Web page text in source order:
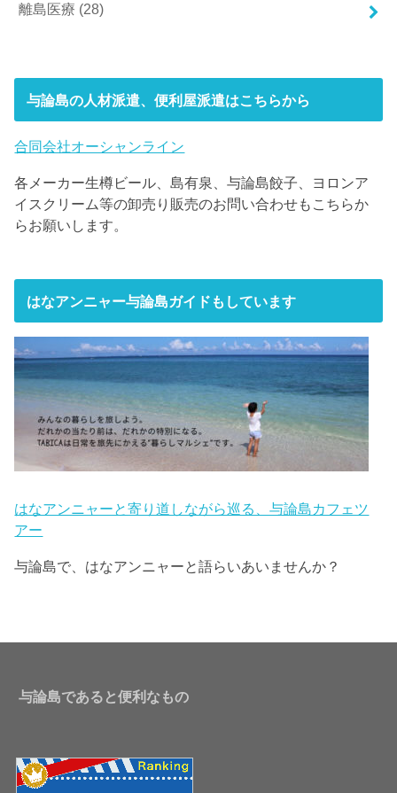
離島医療 (28)
与論島の人材派遣、便利屋派遣はこちらから
合同会社オーシャンライン
各メーカー生樽ビール、島有泉、与論島餃子、ヨロンア
イスクリーム等の卸売り販売のお問い合わせもこちらか
らお願いします。
はなアンニャー与論島ガイドもしています
はなアンニャーと寄り道しながら巡る、与論島カフェツ
アー
与論島で、はなアンニャーと語らいあいませんか？
与論島であると便利なもの